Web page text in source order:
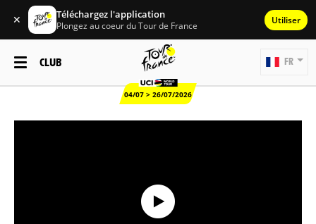
✕ Téléchargez l'application
Plongez au coeur du Tour de France Utiliser
CLUB
04/07 > 26/07/2026
FR